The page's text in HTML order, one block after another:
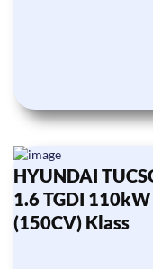
HYUNDAI
1.6 TGDI 110kW
(150CV) Klass